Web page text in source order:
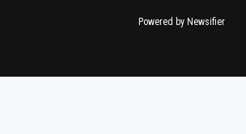
Powered by Newsifier